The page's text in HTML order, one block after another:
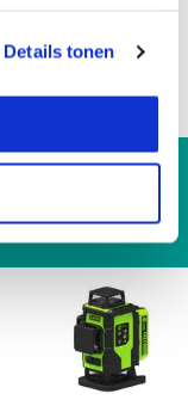
Details tonen